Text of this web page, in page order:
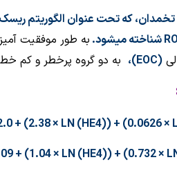
تخمدان، که تحت عنوان الگوریتم
شناخته میشود. به طور موفقیت
(
EOC
)، به دو گروه پرخطر و کم
+ (2.38 × LN (HE4)) + (0.0626 ×
+ (1.04 × LN (HE4)) + (0.732 ×